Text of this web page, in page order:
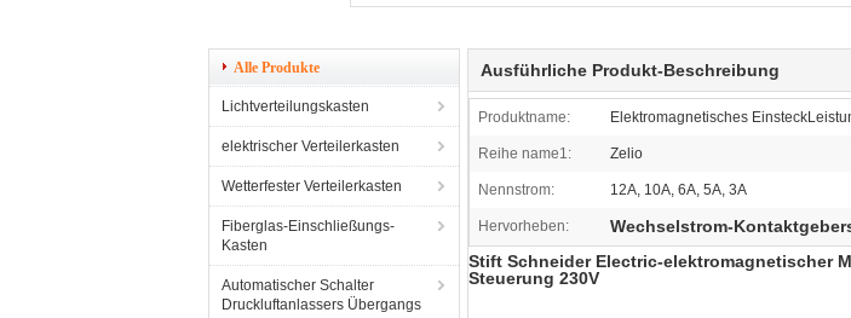
Alle Produkte
Lichtverteilungskasten
elektrischer Verteilerkasten
Wetterfester Verteilerkasten
Fiberglas-Einschließungs-
Kasten
Automatischer Schalter
Druckluftanlassers Übergangs
Ausführliche Produkt-Beschreibung
Produktname: Elektromagnetisches
Reihe name1: Zelio
Nennstrom: 12A, 10A, 6A, 5A, 3A
Hervorheben: Wechselstrom-
Stift Schneider Electric-elektromagnetischer
Steuerung 230V